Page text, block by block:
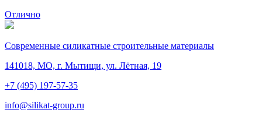
Отлично
Современные силикатные строительные материалы
141018, МО, г. Мытищи, ул. Лётная, 19
+7 (495) 197-57-35
info@silikat-group.ru